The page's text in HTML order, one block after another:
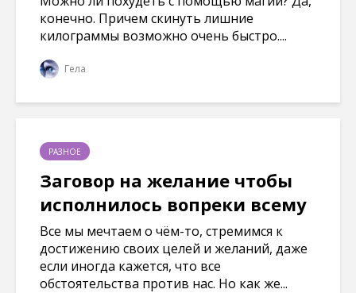
конечно. Причем скинуть лишние
килограммы возможно очень быстро....
Гела
РАЗНОЕ
Заговор на желание чтобы
исполнилось вопреки всему
Все мы мечтаем о чём-то, стремимся к
достижению своих целей и желаний, даже
если иногда кажется, что все
обстоятельства против нас. Но как же...